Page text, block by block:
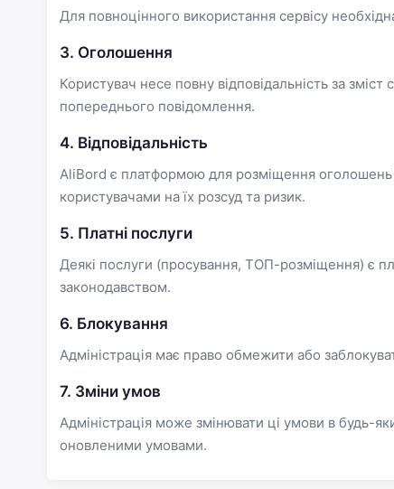
Для повноцінного використання сервісу
3. Оголошення
Користувач несе повну відповідальність за
попереднього повідомлення.
4. Відповідальність
AliBord є платформою для розміщення оголошень і
користувачами на їх розсуд та ризик.
5. Платні послуги
Деякі послуги (просування, ТОП-розміщення) є
законодавством.
6. Блокування
Адміністрація має право обмежити або
7. Зміни умов
Адміністрація може змінювати ці умови в будь-
оновленими умовами.